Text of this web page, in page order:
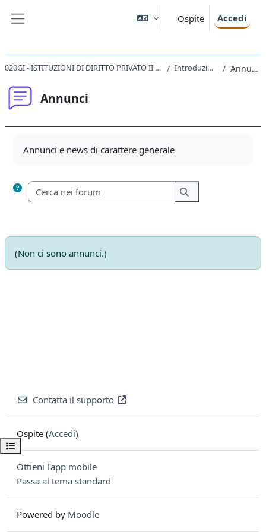
Ospite Accedi
Apri indice del corso
020GI - ISTITUZIONI DI DIRITTO PRIVATO II 2021 Introduzione Annunci
Annunci
Annunci e news di carattere generale
Cerca nei forum
Cerca nei forum
(Non ci sono annunci.)
Contatta il supporto
Ospite (Accedi)
Ottieni l'app mobile
Passa al tema standard
Powered by Moodle